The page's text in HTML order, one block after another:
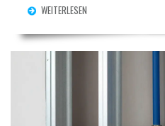
WEITERLESEN